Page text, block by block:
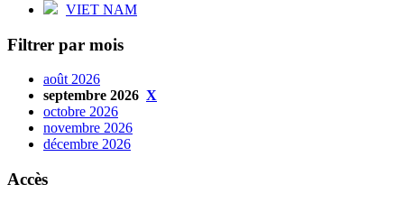
VIET NAM
Filtrer par mois
août 2026
septembre 2026 X
octobre 2026
novembre 2026
décembre 2026
Accès